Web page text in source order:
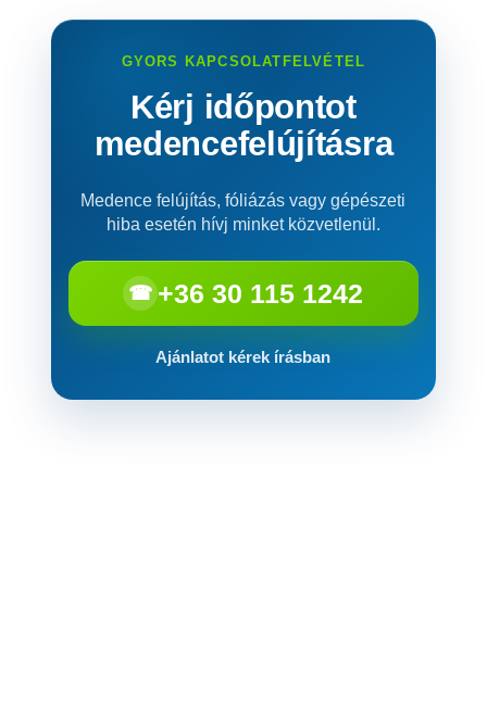
GYORS KAPCSOLATFELVÉTEL
Kérj időpontot
medencefelújításra
Medence felújítás, fóliázás vagy gépészeti
hiba esetén hívj minket közvetlenül.
☎ +36 30 115 1242
Ajánlatot kérek írásban